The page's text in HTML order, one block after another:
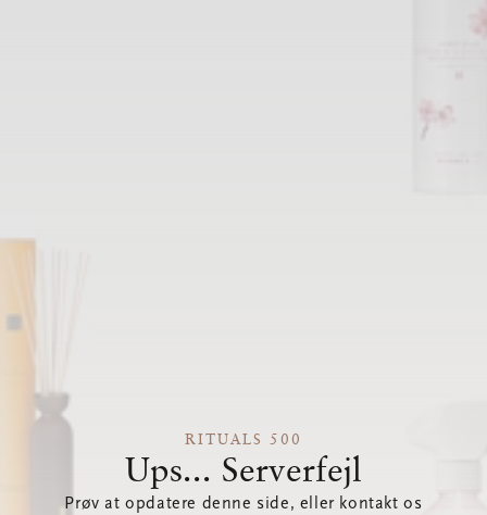
RITUALS 500
Ups... Serverfejl
Prøv at opdatere denne side, eller kontakt os